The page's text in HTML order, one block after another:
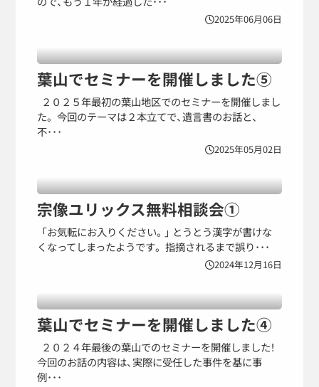
2025年06月06日
葉山でセミナーを開催しました⑤
2025年05月02日
２０２５年最初の葉山地区でのセミナーを開催しまし
た。 今回のテーマは２本立てで、遺言書のお話と、
不･･･
宗像ユリックス無料相談会①
2024年12月16日
「お気転にお入りください。」 とうとう漢字が書けな
くなってしまったようです。 指摘されるまで誤り･･･
葉山でセミナーを開催しました④
２０２４年最後の葉山でのセミナーを開催しました！
今回のお話の内容は、実際に受任した事件を基に事
例･･･